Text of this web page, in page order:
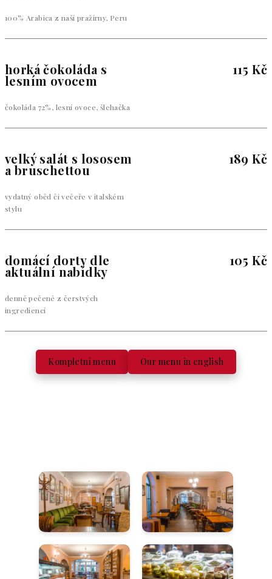
100% Arabica z naší pražírny, Peru
horká čokoláda s
lesním ovocem
čokoláda 72%, lesní ovoce, šlehačka
115 Kč
velký salát s lososem
a bruschettou
vydatný oběd či večeře v italském
stylu
189 Kč
domácí dorty dle
aktuální nabídky
denně pečené z čerstvých
ingrediencí
105 Kč
Kompletní menu Our menu in english